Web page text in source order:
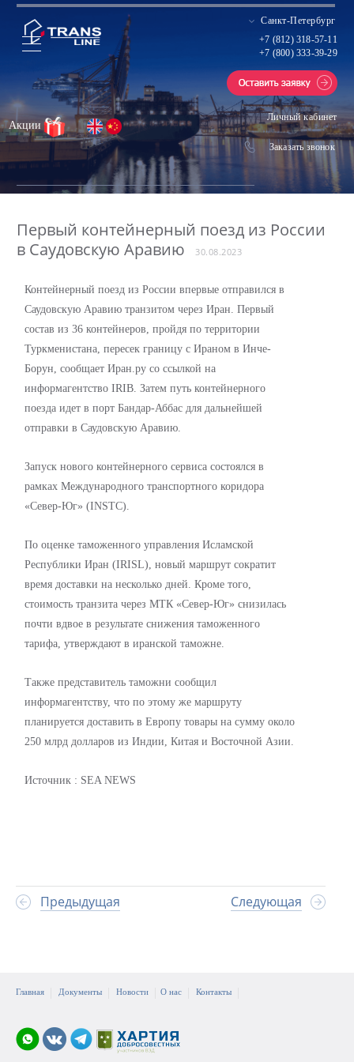
Санкт-Петербург
Заказать звонок
+7 (812) 318-57-11
+7 (800) 333-39-29
Личный кабинет
Акции
Первый контейнерный поезд из России
в Саудовскую Аравию
30.08.2023
Контейнерный поезд из России впервые отправился в
Саудовскую Аравию транзитом через Иран. Первый
состав из 36 контейнеров, пройдя по территории
Туркменистана, пересек границу с Ираном в Инче-
Борун, сообщает Иран.ру со ссылкой на
информагентство IRIB. Затем путь контейнерного
поезда идет в порт Бандар-Аббас для дальнейшей
отправки в Саудовскую Аравию.
Запуск нового контейнерного сервиса состоялся в
рамках Международного транспортного коридора
«Север-Юг» (INSTC).
По оценке таможенного управления Исламской
Республики Иран (IRISL), новый маршрут сократит
время доставки на несколько дней. Кроме того,
стоимость транзита через МТК «Север-Юг» снизилась
почти вдвое в результате снижения таможенного
тарифа, утверждают в иранской таможне.
Также представитель таможни сообщил
информагентству, что по этому же маршруту
планируется доставить в Европу товары на сумму около
250 млрд долларов из Индии, Китая и Восточной Азии.
Источник : SEA NEWS
Предыдущая Следующая
Главная Документы Новости О нас Контакты